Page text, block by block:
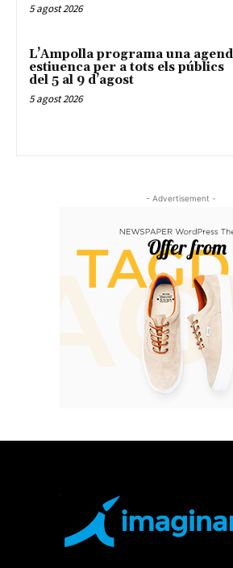
5 agost 2026
L’Ampolla programa una
estiuenca per a tots els públics
del 5 al 9 d’agost
5 agost 2026
- Advertisement -